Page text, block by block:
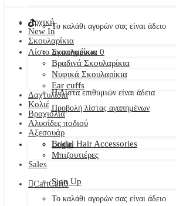
Το καλάθι αγορών σας είναι άδειο
Λίστα αγαπημένων 0
Η Λίστα επιθυμιών είναι άδεια
Προβολή λίστας αγαπημένων
Login
Sign Up
Αρχική
New In
Σκουλαρίκια
Σκουλαρίκια
Βραδινά Σκουλαρίκια
Νυφικά Σκουλαρίκια
Ear cuffs
Δαχτυλίδια
Κολιέ
Βραχιόλια
Αλυσίδες ποδιού
Αξεσουάρ
Bridal Hair Accessories
Μπιζουτιέρες
Sales
CartCart0
Το καλάθι αγορών σας είναι άδειο